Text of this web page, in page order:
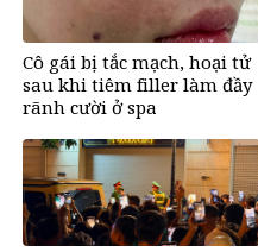
Cô gái bị tắc mạch, hoại tử
sau khi tiêm filler làm đầy
rãnh cười ở spa